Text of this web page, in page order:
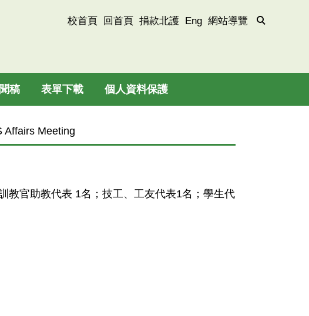
稿 表單下載 個人資料保護
校首頁 回首頁 捐款北護 Eng 網站導覽
Affairs Meeting
教官助教代表 1名；技工、工友代表1名；學生代